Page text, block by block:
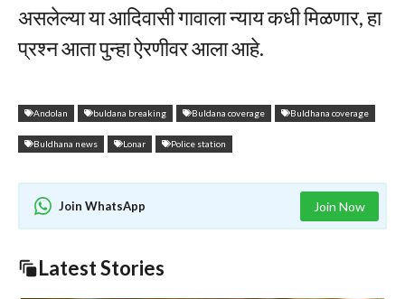
असलेल्या या आदिवासी गावाला न्याय कधी मिळणार, हा
प्रश्न आता पुन्हा ऐरणीवर आला आहे.
Andolan buldana breaking Buldana coverage Buldhana coverage
Buldhana news Lonar Police station
Join WhatsApp Join Now
Latest Stories